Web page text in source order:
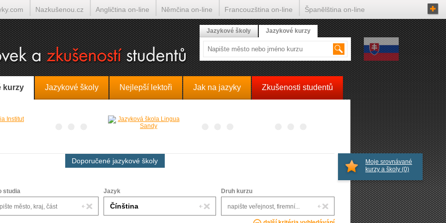
kurzy Jazykové školy Nejlepší lektoři Jak na jazyky Zkušenosti studentů
Doporučené jazykové školy
studia Jazyk Druh kurzu
Moje srovnávané
kurzy a školy (0)
Jazykové školy Jazykové kurzy
Nazkušenou.cz Angličtina on-line Němčina on-line Francouzština on-line Španělština on-line